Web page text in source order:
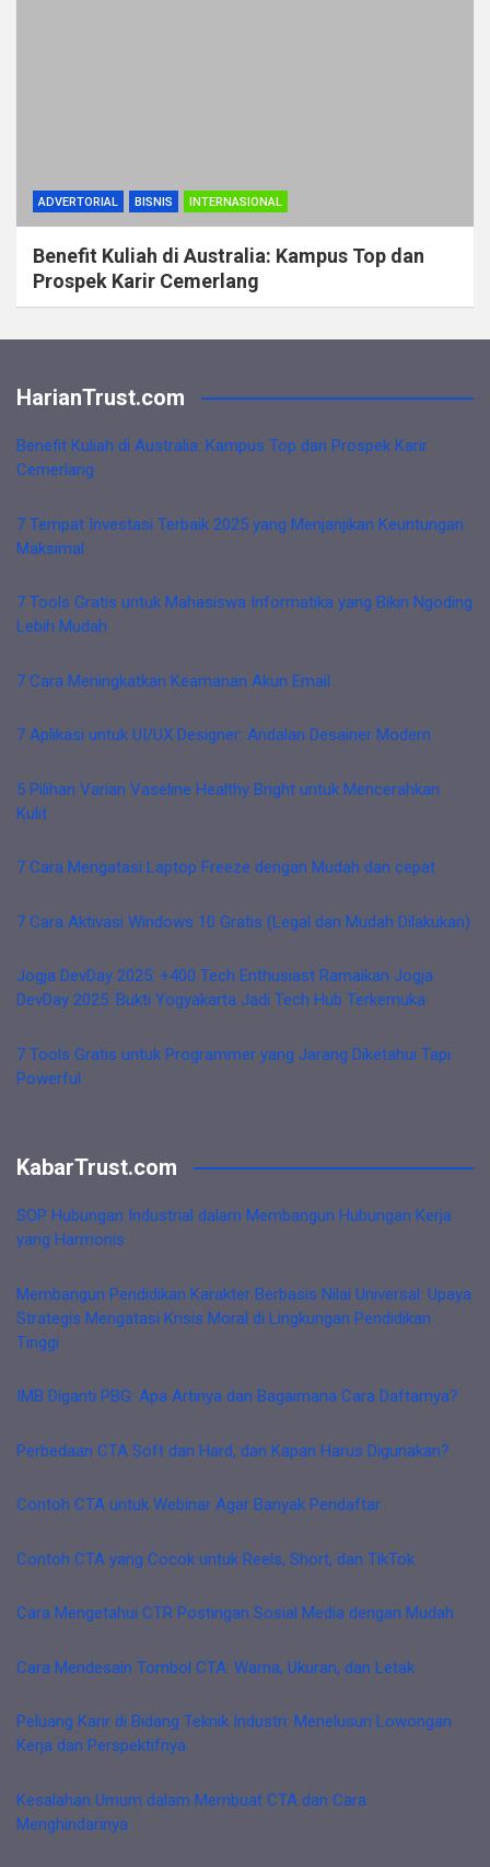
ADVERTORIAL BISNIS INTERNASIONAL
Benefit Kuliah di Australia: Kampus Top dan
Prospek Karir Cemerlang
HarianTrust.com
Benefit Kuliah di Australia: Kampus Top dan Prospek Karir
Cemerlang
7 Tempat Investasi Terbaik 2025 yang Menjanjikan Keuntungan
Maksimal
7 Tools Gratis untuk Mahasiswa Informatika yang Bikin Ngoding
Lebih Mudah
7 Cara Meningkatkan Keamanan Akun Email
7 Aplikasi untuk UI/UX Designer: Andalan Desainer Modern
5 Pilihan Varian Vaseline Healthy Bright untuk Mencerahkan
Kulit
7 Cara Mengatasi Laptop Freeze dengan Mudah dan cepat
7 Cara Aktivasi Windows 10 Gratis (Legal dan Mudah Dilakukan)
Jogja DevDay 2025: +400 Tech Enthusiast Ramaikan Jogja
DevDay 2025: Bukti Yogyakarta Jadi Tech Hub Terkemuka
7 Tools Gratis untuk Programmer yang Jarang Diketahui Tapi
Powerful
KabarTrust.com
SOP Hubungan Industrial dalam Membangun Hubungan Kerja
yang Harmonis
Membangun Pendidikan Karakter Berbasis Nilai Universal: Upaya
Strategis Mengatasi Krisis Moral di Lingkungan Pendidikan
Tinggi
IMB Diganti PBG: Apa Artinya dan Bagaimana Cara Daftarnya?
Perbedaan CTA Soft dan Hard, dan Kapan Harus Digunakan?
Contoh CTA untuk Webinar Agar Banyak Pendaftar
Contoh CTA yang Cocok untuk Reels, Short, dan TikTok
Cara Mengetahui CTR Postingan Sosial Media dengan Mudah
Cara Mendesain Tombol CTA: Warna, Ukuran, dan Letak
Peluang Karir di Bidang Teknik Industri: Menelusuri Lowongan
Kerja dan Perspektifnya
Kesalahan Umum dalam Membuat CTA dan Cara
Menghindarinya